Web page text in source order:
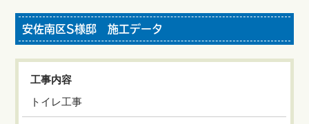
安佐南区S様邸 施工データ
工事内容
トイレ工事